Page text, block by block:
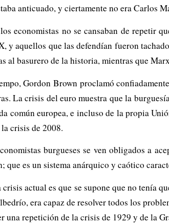
anticuado, y ciertamente no era Carlos
economistas no se cansaban de repetir
y aquellos que las defendían fueron
al basurero de la historia, mientras que
Gordon Brown proclamó
La crisis del euro muestra que la
común europea, e incluso de la propia
crisis de 2008.
burgueses se ven obligados a
que es un sistema anárquico y caótico
actual es que se supone que no tenía
era capaz de resolver todos los
una repetición de la crisis de 1929 y de la